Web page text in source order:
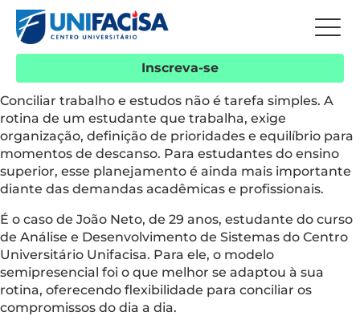
Inscreva-se
Conciliar trabalho e estudos não é tarefa simples. A
rotina de um estudante que trabalha, exige
organização, definição de prioridades e equilíbrio para
momentos de descanso. Para estudantes do ensino
superior, esse planejamento é ainda mais importante
diante das demandas acadêmicas e profissionais.
É o caso de João Neto, de 29 anos, estudante do curso
de Análise e Desenvolvimento de Sistemas do Centro
Universitário Unifacisa. Para ele, o modelo
semipresencial foi o que melhor se adaptou à sua
rotina, oferecendo flexibilidade para conciliar os
compromissos do dia a dia.